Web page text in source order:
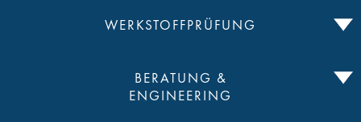
WERKSTOFFPRÜFUNG
BERATUNG &
ENGINEERING